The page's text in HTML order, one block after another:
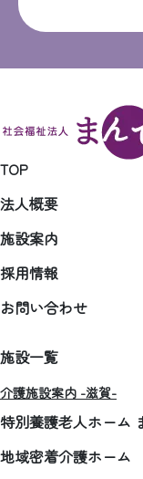
TOP
法人概要
施設案内
採用情報
お問い合わせ
施設一覧
介護施設案内 -滋賀-
特別養護老人ホーム
地域密着介護ホー